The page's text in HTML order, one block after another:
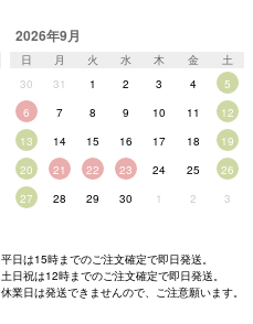
2026年9月
日 月 火 水 木 金
土
30
31 1 2 3 4
5
6
7 8 9 10 11
12
13
14 15 16 17 18
19
20
21 22 23 24 25
26
27
28 29 30 1 2 3
平日は15時までのご注文確定で即日発送。
土日祝は12時までのご注文確定で即日発送。
休業日は発送できませんので、ご注意願います。